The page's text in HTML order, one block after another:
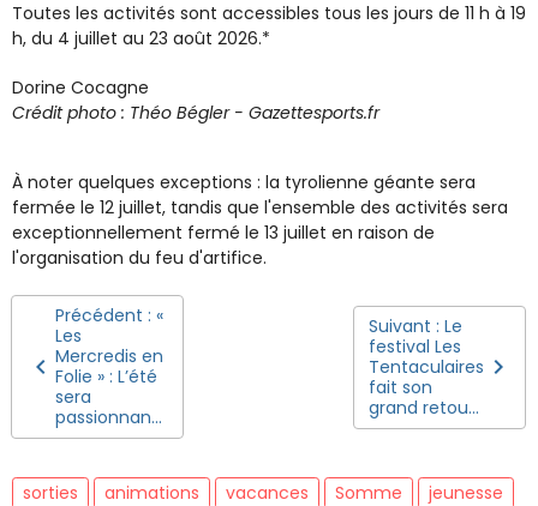
Toutes les activités sont accessibles tous les jours de 11 h à 19
h, du 4 juillet au 23 août 2026.*
Dorine Cocagne
Crédit photo : Théo Bégler - Gazettesports.fr
À noter quelques exceptions : la tyrolienne géante sera
fermée le 12 juillet, tandis que l'ensemble des activités sera
exceptionnellement fermé le 13 juillet en raison de
l'organisation du feu d'artifice.
Précédent : «
Les
Mercredis en
Folie » : L’été
sera
passionnan...
Suivant : Le
festival Les
Tentaculaires
fait son
grand retou...
sorties animations vacances Somme
jeunesse